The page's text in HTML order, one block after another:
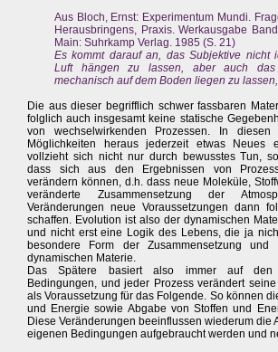
Aus Bloch, Ernst: Experimentum Mundi.
Herausbringens, Praxis. Werkausgabe
Main: Suhrkamp Verlag. 1985 (S. 21)
Es kommt darauf an, das Subjektive nicht
Luft hängen zu lassen, aber auch das
mechanisch auf dem Boden liegen zu
Die aus dieser begrifflich schwer fassbaren
folglich auch insgesamt keine statische
von wechselwirkenden Prozessen. In
Möglichkeiten heraus jederzeit etwas Neues
vollzieht sich nicht nur durch bewusstes Tun,
dass sich aus den Ergebnissen von
verändern können, d.h. dass neue Moleküle,
veränderte Zusammensetzung der
Veränderungen neue Voraussetzungen dann
schaffen. Evolution ist also der dynamischen
und nicht erst eine Logik des Lebens, die ja
besondere Form der Zusammensetzung und
dynamischen Materie.
Das Spätere basiert also immer auf den
Bedingungen, und jeder Prozess verändert
als Voraussetzung für das Folgende. So können
und Energie sowie Abgabe von Stoffen und
Diese Veränderungen beeinflussen wiederum die
eigenen Bedingungen aufgebraucht werden und